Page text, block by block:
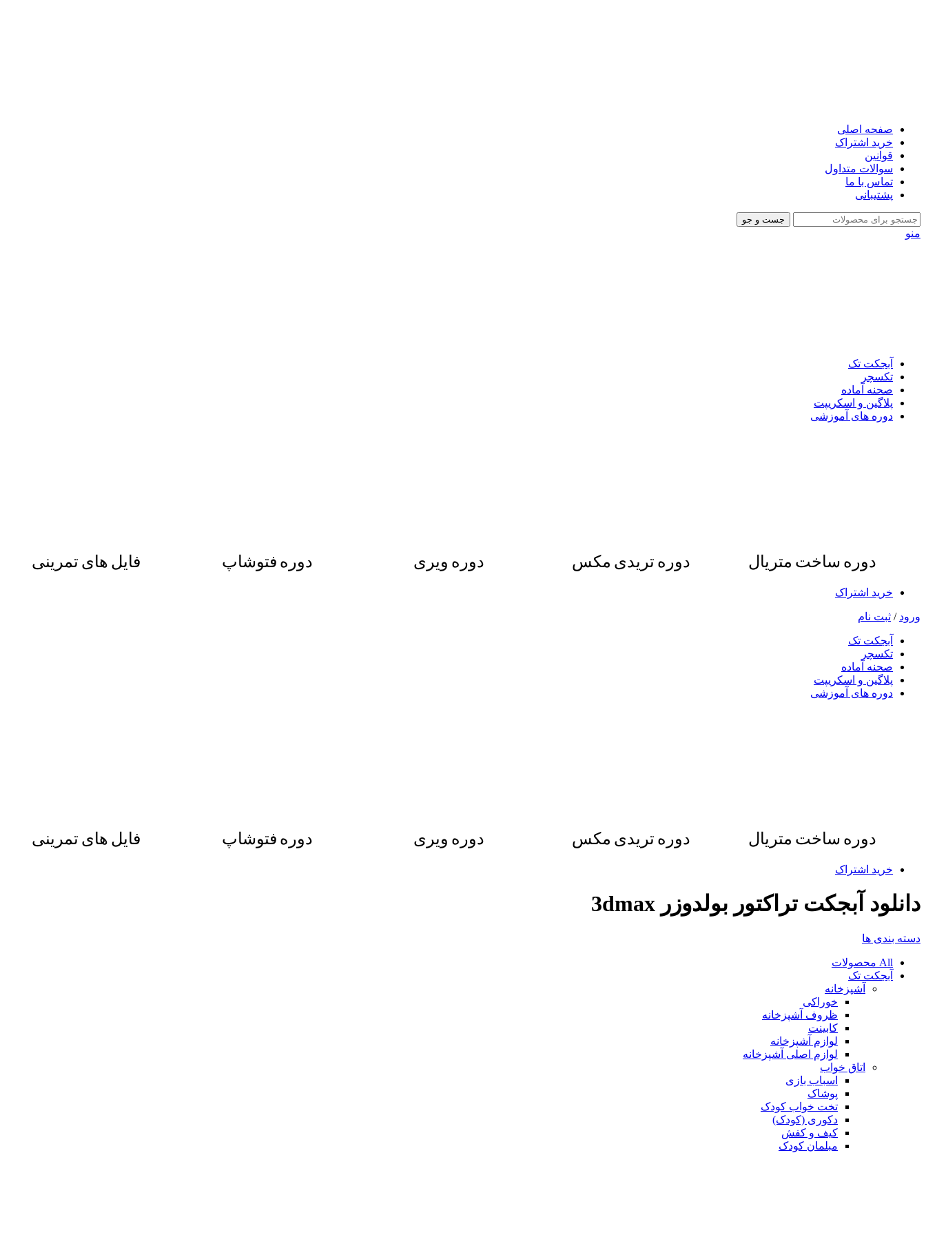
صفحه اصلی
خرید اشتراک
قوانین
سوالات متداول
تماس با ما
پشتیبانی
جست و جو
منو
آبجکت تک
تکسچر
صحنه آماده
پلاگین و اسکریپت
دوره های آموزشی
فایل های تمرینی دوره فتوشاپ دوره ویری دوره تریدی مکس دوره ساخت متریال
خرید اشتراک
ورود / ثبت نام
آبجکت تک
تکسچر
صحنه آماده
پلاگین و اسکریپت
دوره های آموزشی
فایل های تمرینی دوره فتوشاپ دوره ویری دوره تریدی مکس دوره ساخت متریال
خرید اشتراک
دانلود آبجکت تراکتور بولدوزر 3dmax
دسته بندی ها
All محصولات
آبجکت تک
آشپزخانه
خوراکی
ظروف آشپزخانه
کابینت
لوازم آشپزخانه
لوازم اصلی آشپزخانه
اتاق خواب
اسباب بازی
پوشاک
تخت خواب کودک
دکوری (کودک)
کیف و کفش
مبلمان کودک